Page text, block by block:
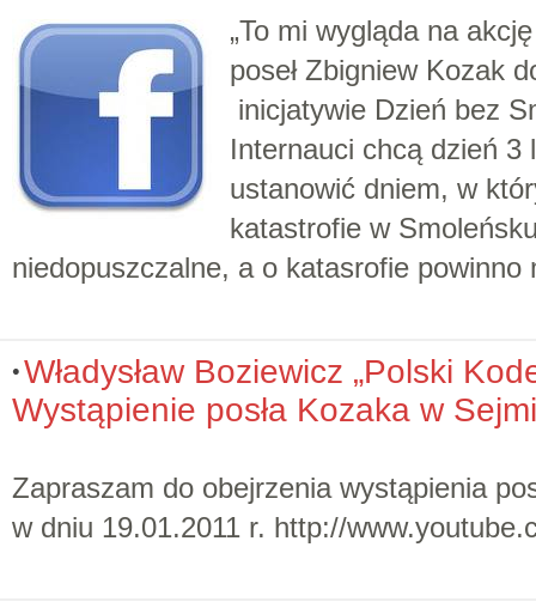
„To mi wygląda na
poseł Zbigniew Kozak
inicjatywie Dzień bez
Internauci chcą dzień 3
ustanowić dniem, w
katastrofie w
niedopuszczalne, a o katasrofie powinno
Władysław Boziewicz „Polski
Wystąpienie posła Kozaka w
Zapraszam do obejrzenia wystąpienia
w dniu 19.01.2011 r. http://